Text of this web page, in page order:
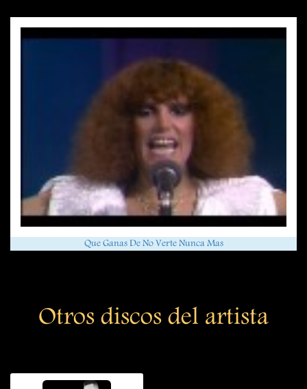
Que Ganas De No Verte Nunca Mas
Otros discos del artista